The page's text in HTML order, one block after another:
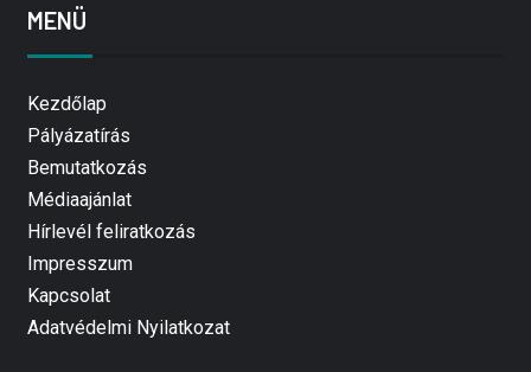
MENÜ
Kezdőlap
Pályázatírás
Bemutatkozás
Médiaajánlat
Hírlevél feliratkozás
Impresszum
Kapcsolat
Adatvédelmi Nyilatkozat